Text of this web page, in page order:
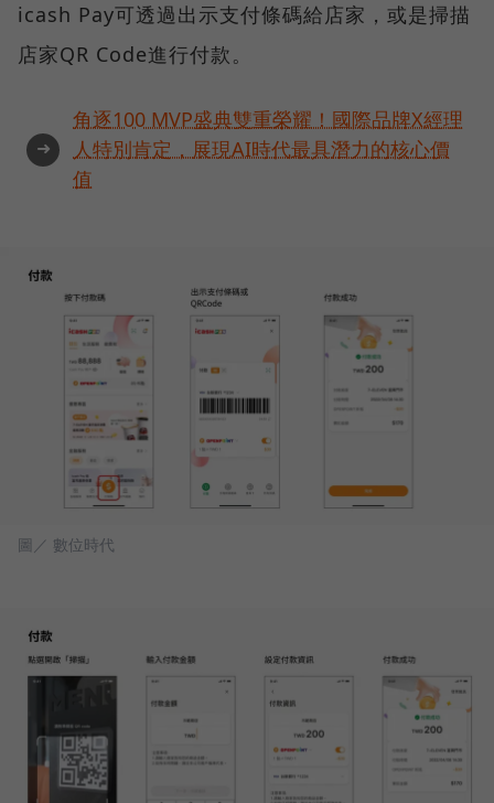
icash Pay可透過出示支付條碼給店家，或是掃描
店家QR Code進行付款。
➜
角逐100 MVP盛典雙重榮耀！國際品牌X經理
人特別肯定，展現AI時代最具潛力的核心價
值
圖／ 數位時代